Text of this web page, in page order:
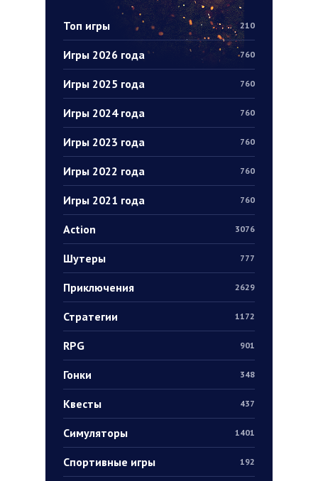
Топ игры 210
Игры 2026 года 760
Игры 2025 года 760
Игры 2024 года 760
Игры 2023 года 760
Игры 2022 года 760
Игры 2021 года 760
Action 3076
Шутеры 777
Приключения 2629
Стратегии 1172
RPG 901
Гонки 348
Квесты 437
Симуляторы 1401
Спортивные игры 192